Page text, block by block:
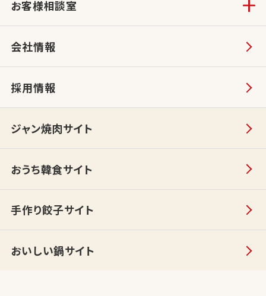
お客様相談室
会社情報
採用情報
ジャン焼肉サイト
おうち韓食サイト
手作り餃子サイト
おいしい鍋サイト